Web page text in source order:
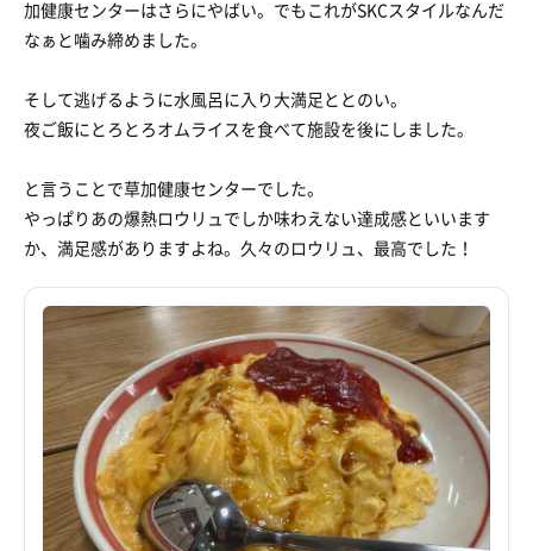
加健康センターはさらにやばい。でもこれがSKCスタイルなんだ
なぁと噛み締めました。
そして逃げるように水風呂に入り大満足ととのい。
夜ご飯にとろとろオムライスを食べて施設を後にしました。
と言うことで草加健康センターでした。
やっぱりあの爆熱ロウリュでしか味わえない達成感といいます
か、満足感がありますよね。久々のロウリュ、最高でした！